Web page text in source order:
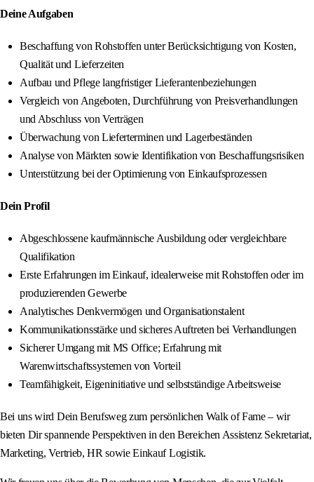
Deine Aufgaben
Beschaffung von Rohstoffen unter Berücksichtigung von Kosten,
Qualität und Lieferzeiten
Aufbau und Pflege langfristiger Lieferantenbeziehungen
Vergleich von Angeboten, Durchführung von Preisverhandlungen
und Abschluss von Verträgen
Überwachung von Lieferterminen und Lagerbeständen
Analyse von Märkten sowie Identifikation von Beschaffungsrisiken
Unterstützung bei der Optimierung von Einkaufsprozessen
Dein Profil
Abgeschlossene kaufmännische Ausbildung oder vergleichbare
Qualifikation
Erste Erfahrungen im Einkauf, idealerweise mit Rohstoffen oder im
produzierenden Gewerbe
Analytisches Denkvermögen und Organisationstalent
Kommunikationsstärke und sicheres Auftreten bei Verhandlungen
Sicherer Umgang mit MS Office; Erfahrung mit
Warenwirtschaftssystemen von Vorteil
Teamfähigkeit, Eigeninitiative und selbstständige Arbeitsweise
Bei uns wird Dein Berufsweg zum persönlichen Walk of Fame – wir
bieten Dir spannende Perspektiven in den Bereichen Assistenz Sekretariat,
Marketing, Vertrieb, HR sowie Einkauf Logistik.